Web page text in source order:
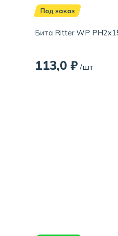
Под заказ
Бита Ritter WP
113,0 ₽ /шт